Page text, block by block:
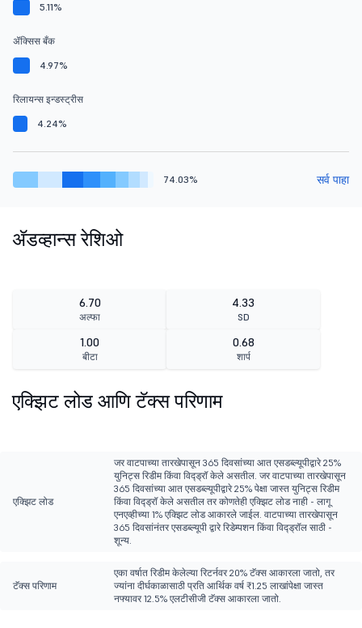
5.11%
ॲक्सिस बँक
4.97%
रिलायन्स इन्डस्ट्रीस
4.24%
74.03% सर्व पाहा
ॲडव्हान्स रेशिओ
6.70
अल्फा
4.33
SD
1.00
बीटा
0.68
शार्प
एक्झिट लोड आणि टॅक्स परिणाम
एक्झिट लोड
जर वाटपाच्या तारखेपासून 365 दिवसांच्या आत एसडब्ल्यूपीद्वारे 25%
युनिट्स रिडीम किंवा विद्ड्रॉ केले असतील. जर वाटपाच्या तारखेपासून
365 दिवसांच्या आत एसडब्ल्यूपीद्वारे 25% पेक्षा जास्त युनिट्स रिडीम
किंवा विद्ड्रॉ केले असतील तर कोणतेही एक्झिट लोड नाही - लागू
एनएव्हीच्या 1% एक्झिट लोड आकारले जाईल. वाटपाच्या तारखेपासून
365 दिवसांनंतर एसडब्ल्यूपी द्वारे रिडेम्पशन किंवा विद्ड्रॉल साठी -
शून्य.
टॅक्स परिणाम
एका वर्षात रिडीम केलेल्या रिटर्नवर 20% टॅक्स आकारला जातो, तर
ज्यांना दीर्घकाळासाठी प्रति आर्थिक वर्ष ₹1.25 लाखांपेक्षा जास्त
नफ्यावर 12.5% एलटीसीजी टॅक्स आकारला जातो.